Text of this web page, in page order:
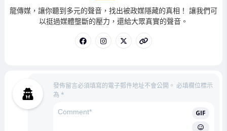
管
理
龍傳媒，讓你聽到多元的聲音，找出被政媒隱藏的真相！ 讓我們可
以挺過媒體壟斷的壓力，還給大眾真實的聲音。
發佈留言必須填寫的電子郵件地址不會公開。 必填欄位標示
為 *
GIF